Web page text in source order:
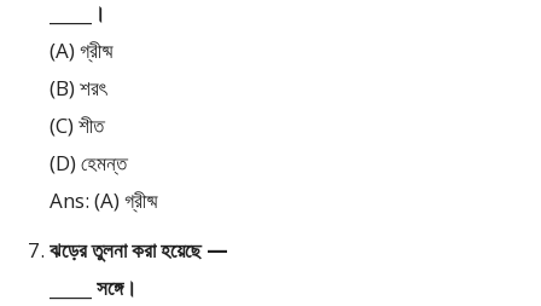
_____।
(A) গ্রীষ্ম
(B) শরৎ
(C) শীত
(D) হেমন্ত
Ans: (A) গ্রীষ্ম
ঝড়ের তুলনা করা হয়েছে —
_____ সঙ্গে।